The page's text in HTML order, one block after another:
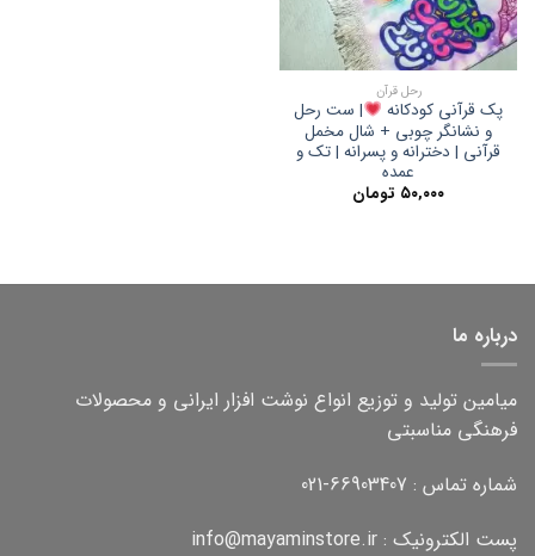
رحل قرآن
پک قرآنی کودکانه
| ست رحل
و نشانگر چوبی + شال مخمل
قرآنی | دخترانه و پسرانه | تک و
عمده
۵۰,۰۰۰ تومان
درباره ما
میامین تولید و توزیع انواع نوشت افزار ایرانی و محصولات
فرهنگی مناسبتی
شماره تماس : 66903407-021
پست الکترونیک : info@mayaminstore.ir